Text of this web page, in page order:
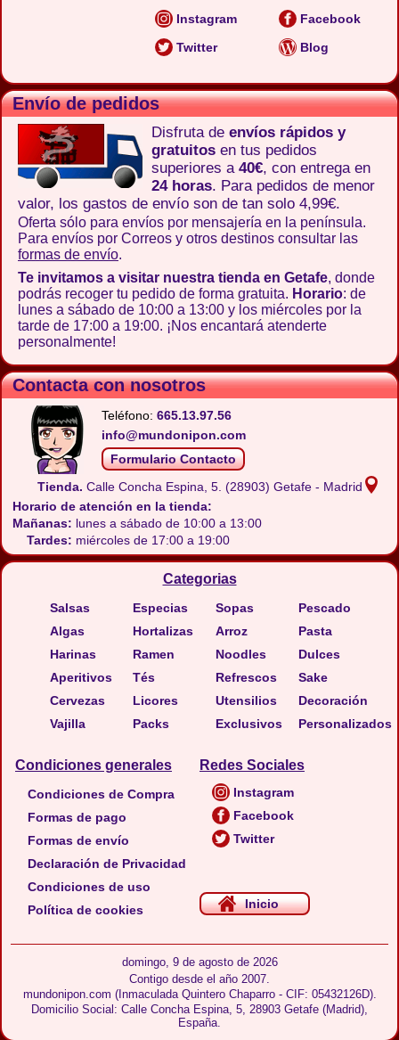
Instagram
Facebook
Twitter
Blog
Envío de pedidos
Disfruta de envíos rápidos y
gratuitos en tus pedidos
superiores a 40€, con entrega en
24 horas. Para pedidos de menor
valor, los gastos de envío son de tan solo 4,99€.
Oferta sólo para envíos por mensajería en la península.
Para envíos por Correos y otros destinos consultar las
formas de envío.
Te invitamos a visitar nuestra tienda en Getafe, donde
podrás recoger tu pedido de forma gratuita. Horario: de
lunes a sábado de 10:00 a 13:00 y los miércoles por la
tarde de 17:00 a 19:00. ¡Nos encantará atenderte
personalmente!
Contacta con nosotros
Teléfono: 665.13.97.56
info@mundonipon.com
Formulario Contacto
Tienda. Calle Concha Espina, 5. (28903) Getafe - Madrid
Horario de atención en la tienda:
Mañanas: lunes a sábado de 10:00 a 13:00
Tardes: miércoles de 17:00 a 19:00
Categorias
Salsas
Algas
Harinas
Aperitivos
Cervezas
Vajilla
Especias
Hortalizas
Ramen
Tés
Licores
Packs
Sopas
Arroz
Noodles
Refrescos
Utensilios
Exclusivos
Pescado
Pasta
Dulces
Sake
Decoración
Personalizados
Condiciones generales
Condiciones de Compra
Formas de pago
Formas de envío
Declaración de Privacidad
Condiciones de uso
Política de cookies
Redes Sociales
Instagram
Facebook
Twitter
Inicio
domingo, 9 de agosto de 2026
Contigo desde el año 2007.
mundonipon.com (Inmaculada Quintero Chaparro - CIF: 05432126D).
Domicilio Social: Calle Concha Espina, 5, 28903 Getafe (Madrid),
España.